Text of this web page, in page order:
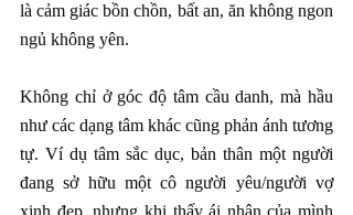
là cảm giác bồn chồn, bất an, ăn không ngon
ngủ không yên.
Không chỉ ở góc độ tâm cầu danh, mà hầu
như các dạng tâm khác cũng phản ánh tương
tự. Ví dụ tâm sắc dục, bản thân một người
đang sở hữu một cô người yêu/người vợ